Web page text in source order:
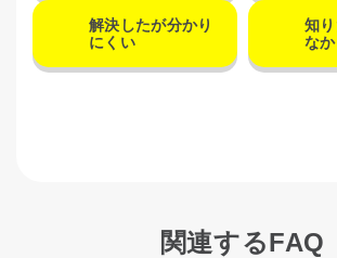
解決したが分かり
にくい
知
な
関連するFAQ